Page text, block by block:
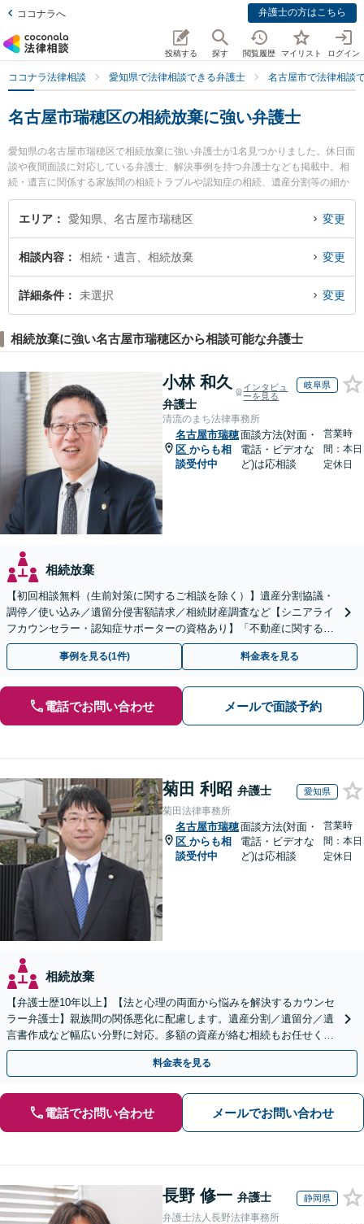
ココナラへ 弁護士の方はこちら
投稿する 探す 閲覧履歴 マイリスト ログイン
ココナラ法律相談 愛知県で法律相談できる弁護士 名古屋市で法律相談
名古屋市瑞穂区の相続放棄に強い弁護士
愛知県の名古屋市瑞穂区で相続放棄に強い弁護士が1名見つかりました。休日面
談や夜間面談に対応している弁護士、解決事例を持つ弁護士なども掲載中。相
続・遺言に関係する家族間の相続トラブルや認知症の相続、遺産分割等の細か
な分野での絞り込み検索もでき便利です。特に名古屋みずほ法律事務所の田本
伸雄弁護士のプロフィール情報や弁護士費用、強みなどが注目されています。
したい』『初回相談無料で相続放棄を法律相談できる名古屋市瑞穂区内の弁護
士に相談予約したい』などでお困りの相談者さんにおすすめです。
エリア 愛知県、名古屋市瑞穂区 変更
相談内容 相続・遺言、相続放棄 変更
詳細条件 未選択 変更
相続放棄に強い名古屋市瑞穂区から相談可能な弁護士
小林 和久
弁護士
インタビュ
ーを見る
岐阜県
清流のまち法律事務所
名古屋市瑞穂
区 からも相
談受付中
面談方法(対面・
電話・ビデオな
ど)は応相談
営業時
間：本日
定休日
相続放棄
【初回相談無料（生前対策に関するご相談を除く）】遺産分割協議・
調停／使い込み／遺留分侵害額請求／相続財産調査など【シニアライ
フカウンセラー・認知症サポーターの資格あり】「不動産に関する相
続もお任せください」【当日・夜間相談可（要相談）】
事例を見る(1件) 料金表を見る
電話でお問い合わせ メールで面談予約
菊田 利昭 弁護士 愛知県
菊田法律事務所
名古屋市瑞穂
区 からも相
談受付中
面談方法(対面・
電話・ビデオな
ど)は応相談
営業時
間：本日
定休日
相続放棄
【弁護士歴10年以上】【法と心理の両面から悩みを解決するカウンセ
ラー弁護士】親族間の関係悪化に配慮します。遺産分割／遺留分／遺
言書作成など幅広い分野に対応。多額の資産が絡む相続もお任せくだ
さい。【夜間・休日の相談可能】【駐車場完備】
料金表を見る
電話でお問い合わせ メールでお問い合わせ
長野 修一 弁護士 静岡県
弁護士法人長野法律事務所